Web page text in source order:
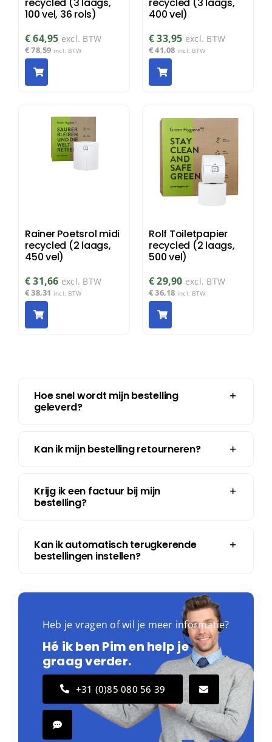
100 vel, 36 rols)
€64,95 excl. BTW
€78,59 incl. BTW
400 vel)
€33,95 excl. BTW
€41,08 incl. BTW
Rainer Poetsrol midi
recycled (2 laags,
450 vel)
€31,66 excl. BTW
€38,31 incl. BTW
Rolf Toiletpapier
recycled (2 laags,
500 vel)
€29,90 excl. BTW
€36,18 incl. BTW
Hoe snel wordt mijn bestelling
geleverd?
Kan ik mijn bestelling retourneren?
Krijg ik een factuur bij mijn
bestelling?
Kan ik automatisch terugkerende
bestellingen instellen?
Heb je vragen of wil je meer informatie?
Hé ik ben Pim en help je
graag verder.
+31 (0)85 080 56 39